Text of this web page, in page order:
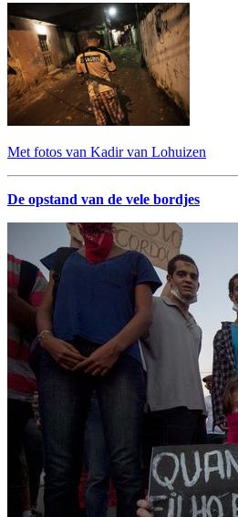
Met fotos van Kadir van Lohuizen
De opstand van de vele bordjes